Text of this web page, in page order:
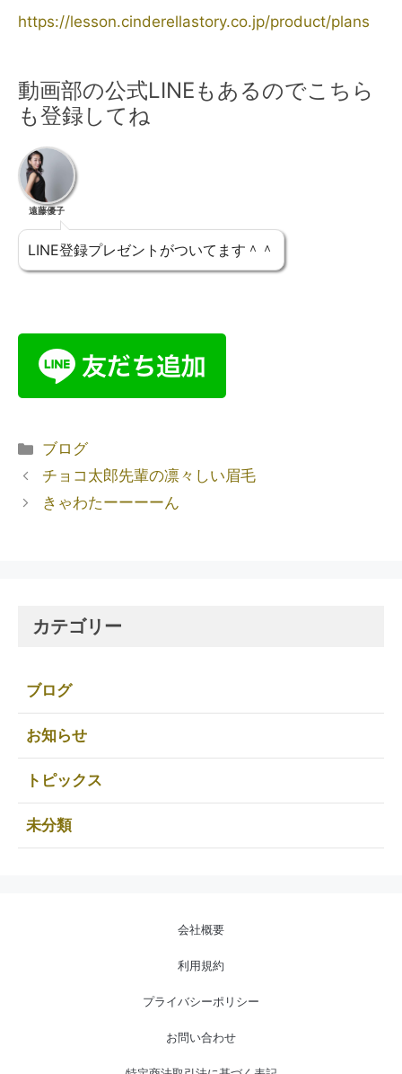
https://lesson.cinderellastory.co.jp/product/plans
動画部の公式LINEもあるのでこちら
も登録してね
遠藤優子
LINE登録プレゼントがついてます＾＾
ブログ
チョコ太郎先輩の凛々しい眉毛
きゃわたーーーーん
カテゴリー
ブログ
お知らせ
トピックス
未分類
会社概要
利用規約
プライバシーポリシー
お問い合わせ